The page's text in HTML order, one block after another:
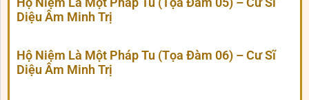
Diệu Âm Minh Trị
Hộ Niệm Là Một Pháp Tu (Tọa Đàm 06) – Cư Sĩ
Diệu Âm Minh Trị